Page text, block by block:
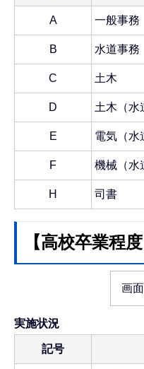
A 一般事務
B 水道事務
C 土木
D 土木（水
E 電気（水
F 機械（水
H 司書
【高校卒業程
画
実施状況
記号